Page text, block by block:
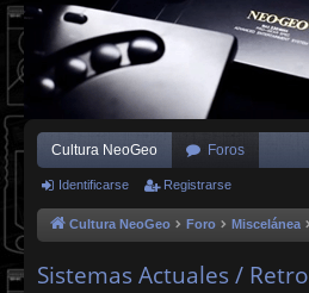
Cultura NeoGeo Foros
Identificarse Registrarse
Cultura NeoGeo Foro Miscelánea
Sistemas Actuales / Retro